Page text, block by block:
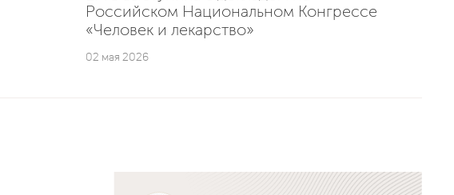
Российском Национальном Конгрессе
«Человек и лекарство»
02 мая 2026